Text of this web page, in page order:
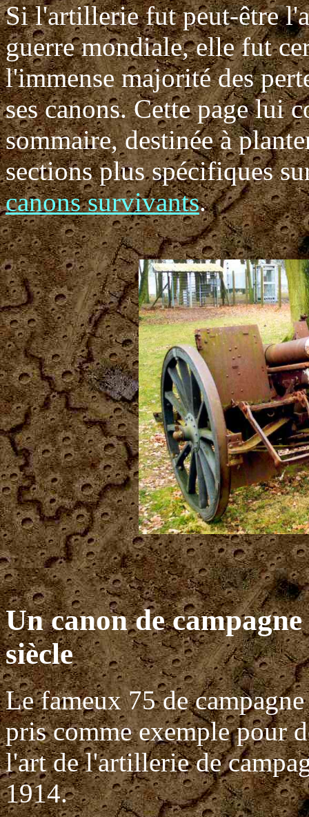
Si l'artillerie fut peut-être
guerre mondiale, elle fut
l'immense majorité des
ses canons. Cette page lui
sommaire, destinée à
sections plus spécifiques
canons survivants.
Un canon de
siècle
Le fameux 75 de
pris comme exemple pour
l'art de l'artillerie de
1914.